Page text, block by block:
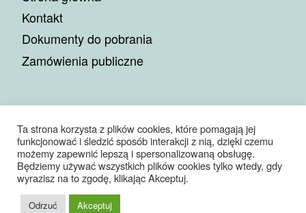
Kontakt
Dokumenty do pobrania
Zamówienia publiczne
© 2026Miejskie Przedsiębiorstwo Gospodarki Komunalnej
Sp. z o.o.– Wszelkie prawa zastrzeżone
Oparte naWP– Zaprojektowano z Motyw Customizr
Ta strona korzysta z plików cookies, które pomagają jej
funkcjonować i śledzić sposób interakcji z nią, dzięki czemu
możemy zapewnić lepszą i spersonalizowaną obsługę.
Będziemy używać wszystkich plików cookies tylko wtedy, gdy
wyrazisz na to zgodę, klikając Akceptuj.
Odrzuć Akceptuj